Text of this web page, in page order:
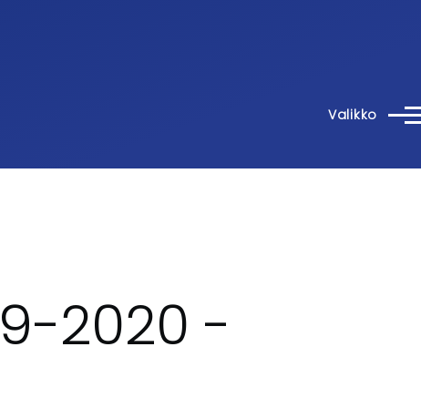
Valikko
2020 -